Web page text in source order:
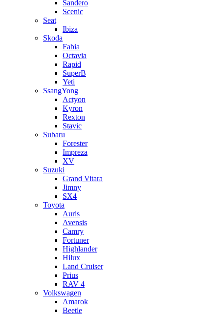
Sandero
Scenic
Seat
Ibiza
Skoda
Fabia
Octavia
Rapid
SuperB
Yeti
SsangYong
Actyon
Kyron
Rexton
Stavic
Subaru
Forester
Impreza
XV
Suzuki
Grand Vitara
Jimny
SX4
Toyota
Auris
Avensis
Camry
Fortuner
Highlander
Hilux
Land Cruiser
Prius
RAV 4
Volkswagen
Amarok
Beetle